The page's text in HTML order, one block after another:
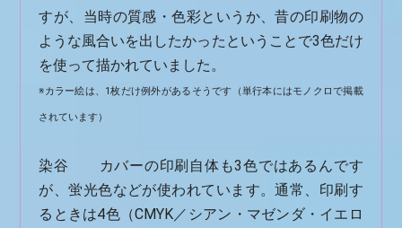
すが、当時の質感・色彩というか、昔の印刷物の
ような風合いを出したかったということで3色だけ
を使って描かれていました。
※カラー絵は、1枚だけ例外があるそうです（単行本にはモノクロで掲載
されています）
染谷 カバーの印刷自体も3色ではあるんです
が、蛍光色などが使われています。通常、印刷す
るときは4色（CMYK／シアン・マゼンダ・イエロ